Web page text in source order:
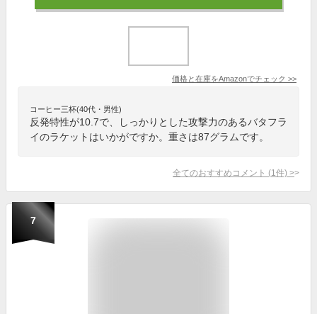
価格と在庫をAmazonでチェック >>
コーヒー三杯(40代・男性)
反発特性が10.7で、しっかりとした攻撃力のあるバタフラ
イのラケットはいかがですか。重さは87グラムです。
全てのおすすめコメント (1 件) >
7